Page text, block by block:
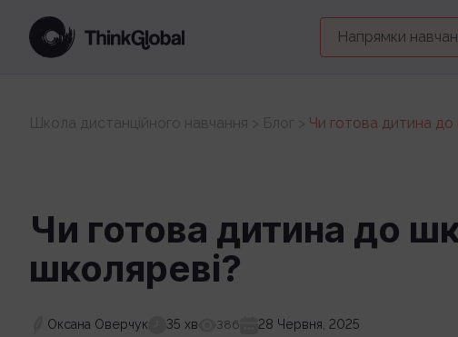
Напрямки
Школа дистанційного навчання > Блог > Чи готова дитина
Чи готова дитина до
школяреві?
Оксана Оверчук 35 хв 386 28 Червня, 2025